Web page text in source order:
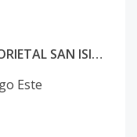
MODERNA CASA LISTA PRADO ORIETAL SAN ISIDRO
Este